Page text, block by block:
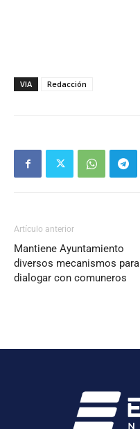
VIA Redacción
Artículo anterior
Mantiene Ayuntamiento
diversos mecanismos para
dialogar con comuneros